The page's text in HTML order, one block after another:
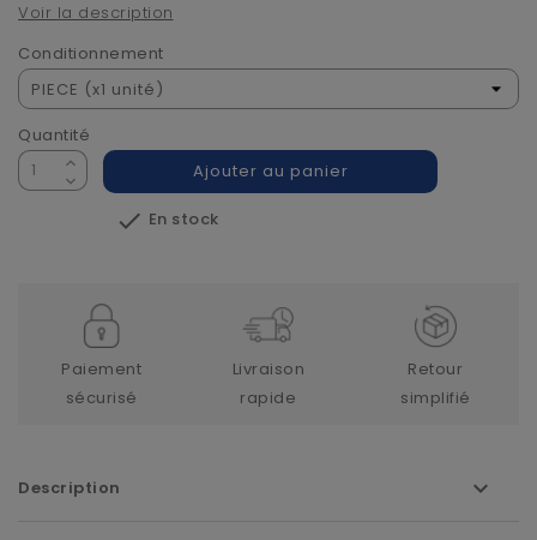
Voir la description
Conditionnement
Quantité
Ajouter au panier
 En stock
Paiement
sécurisé
Livraison
rapide
Retour
simplifié
Description